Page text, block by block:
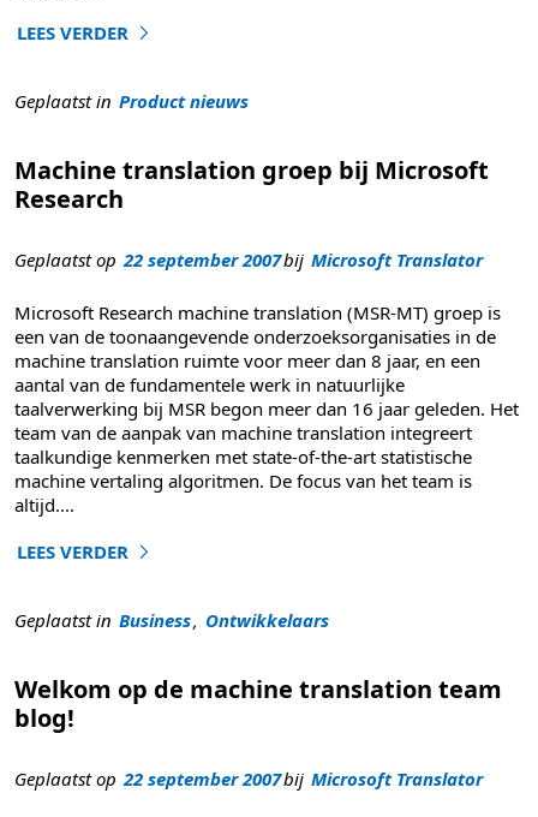
LEES VERDER
"Introductie: Windows Live Translator Beta"
Geplaatst in Product nieuws
Machine translation groep bij Microsoft
Research
Geplaatst op 22 september 2007bij Microsoft Translator
Microsoft Research machine translation (MSR-MT) groep is
een van de toonaangevende onderzoeksorganisaties in de
machine translation ruimte voor meer dan 8 jaar, en een
aantal van de fundamentele werk in natuurlijke
taalverwerking bij MSR begon meer dan 16 jaar geleden. Het
team van de aanpak van machine translation integreert
taalkundige kenmerken met state-of-the-art statistische
machine vertaling algoritmen. De focus van het team is
altijd....
LEES VERDER
"Machine translation groep bij Microsoft Research"
Geplaatst in Business, Ontwikkelaars
Welkom op de machine translation team
blog!
Geplaatst op 22 september 2007bij Microsoft Translator